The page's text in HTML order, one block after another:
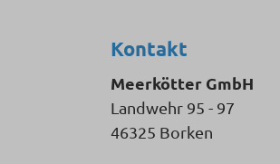
Kontakt
Meerkötter GmbH
Landwehr 95 - 97
46325 Borken